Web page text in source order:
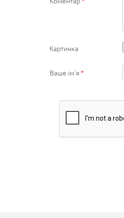
Картинка
Ваше ім'я*